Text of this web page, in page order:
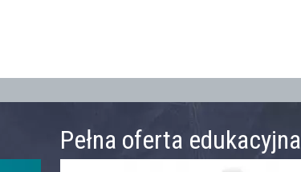
Pełna oferta edukacyjna